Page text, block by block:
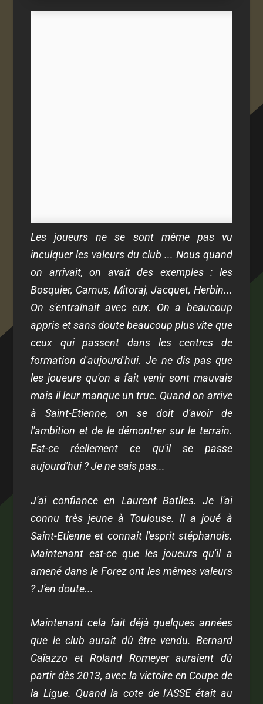
Les joueurs ne se sont même pas vu
inculquer les valeurs du club ... Nous quand
on arrivait, on avait des exemples : les
Bosquier, Carnus, Mitoraj, Jacquet, Herbin...
On s'entraînait avec eux. On a beaucoup
appris et sans doute beaucoup plus vite que
ceux qui passent dans les centres de
formation d'aujourd'hui. Je ne dis pas que
les joueurs qu'on a fait venir sont mauvais
mais il leur manque un truc. Quand on arrive
à Saint-Etienne, on se doit d'avoir de
l'ambition et de le démontrer sur le terrain.
Est-ce réellement ce qu'il se passe
aujourd'hui ? Je ne sais pas...
J'ai confiance en Laurent Batlles. Je l'ai
connu très jeune à Toulouse. Il a joué à
Saint-Etienne et connait l'esprit stéphanois.
Maintenant est-ce que les joueurs qu'il a
amené dans le Forez ont les mêmes valeurs
? J'en doute...
Maintenant cela fait déjà quelques années
que le club aurait dû être vendu. Bernard
Caïazzo et Roland Romeyer auraient dû
partir dès 2013, avec la victoire en Coupe de
la Ligue. Quand la cote de l'ASSE était au